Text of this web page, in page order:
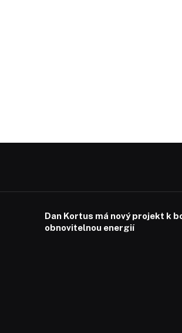
Dan Kortus má nový projekt k
obnovitelnou energií